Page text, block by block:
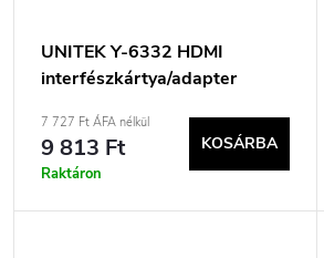
UNITEK Y-6332 HDMI
interfészkártya/adapter
7 727 Ft ÁFA nélkül
9 813 Ft
Raktáron
KOSÁRBA